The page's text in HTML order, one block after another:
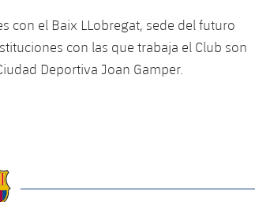
con el Baix LLobregat, ​​sede del futuro
con las que trabaja el Club son
Deportiva Joan Gamper.